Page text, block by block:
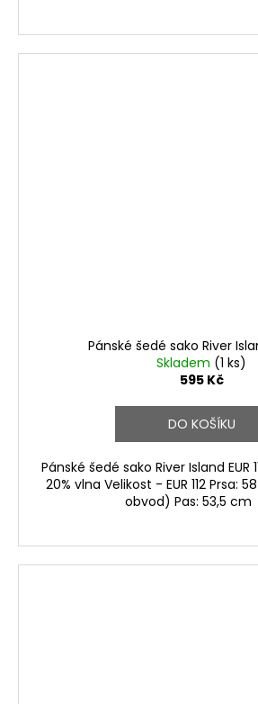
Pánské šedé sako River
Skladem (1 ks)
595 Kč
DO KOŠÍKU
Pánské šedé sako River Island EUR
20% vlna Velikost - EUR 112
obvod) Pas: 53,5